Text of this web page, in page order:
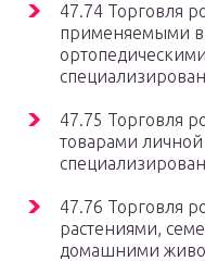
47.74 Торговля
применяемыми в
47.75 Торговля
товарами
47.76 Торговля
растениями,
домашними